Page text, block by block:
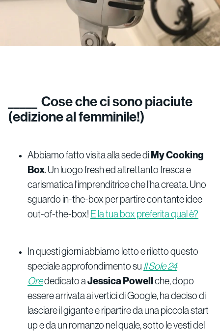
Cose che ci sono piaciute
(edizione al femminile!)
Abbiamo fatto visita alla sede diMy Cooking
Box. Un luogo fresh ed altrettanto fresca e
carismatica l‘imprenditrice che l’ha creata. Uno
sguardo in-the-box per partire con tante idee
out-of-the-box! E la tua box preferita qual è?
In questi giorni abbiamo letto e riletto questo
speciale approfondimento su Il Sole 24
Orededicato aJessica Powellche, dopo
essere arrivata ai vertici di Google, ha deciso di
lasciare il gigante e ripartire da una piccola start
up e da un romanzo nel quale, sotto le vesti del